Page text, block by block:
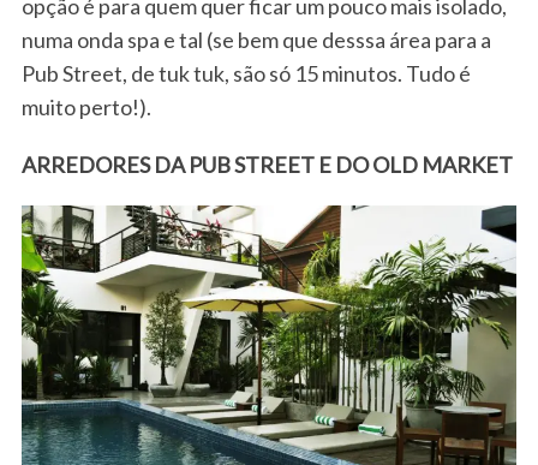
opção é para quem quer ficar um pouco mais isolado,
numa onda spa e tal (se bem que desssa área para a
Pub Street, de tuk tuk, são só 15 minutos. Tudo é
muito perto!).
ARREDORES DA PUB STREET E DO OLD MARKET